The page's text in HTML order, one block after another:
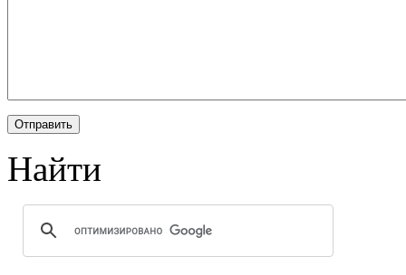
Найти